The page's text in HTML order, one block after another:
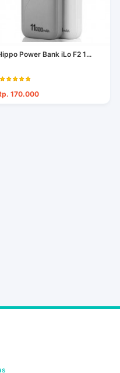
Power Bank iLo F2 1...
170.000